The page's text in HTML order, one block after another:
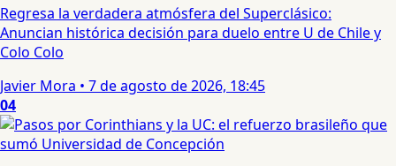
Regresa la verdadera atmósfera del Superclásico:
Anuncian histórica decisión para duelo entre U de Chile y
Colo Colo
Javier Mora • 7 de agosto de 2026, 18:45
04